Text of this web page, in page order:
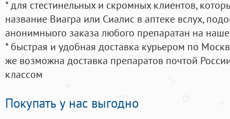
* для стестинельных и скромных клиентов,
название Виагра или Сиалис в аптеке вслух,
анонимныого заказа любого препаратан на
* быстрая и удобная доставка курьером по
же возможна доставка препаратов почтой
классом
Покупать у нас выгодно